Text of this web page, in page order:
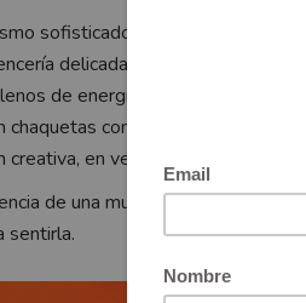
sofisticado: Transparencias y
delicada. Divertidas prendas
de energía. Piezas más
chaquetas con mangas de plumas
en veinte salidas con
de una mujer fabulosa en un
sentirla.